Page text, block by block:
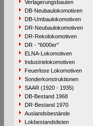
Verlagerungsbauten
DB-Neubaulokomotiven
DB-Umbaulokomotiven
DR-Neubaulokomotiven
DR-Rekolokomotiven
DR - "6000er"
ELNA-Lokomotiven
Industrielokomotiven
Feuerlose Lokomotiven
Sonderkonstruktionen
SAAR (1920 - 1935)
DB-Bestand 1968
DR-Bestand 1970
Auslandsbestände
Lokbestandslisten